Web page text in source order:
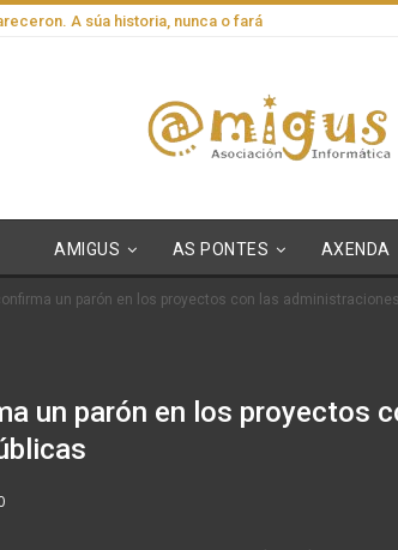
A súa historia, nunca o fará
AMIGUS AS PONTES AXENDA
un parón en los proyectos con las
un parón en los proyectos